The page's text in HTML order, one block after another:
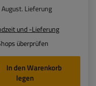
. Lieferung
und -Lieferung
überprüfen
legen